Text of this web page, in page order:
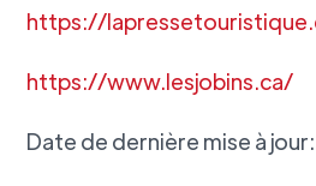
https://
https://www.lesjobins.ca/
Date de dernière mise à